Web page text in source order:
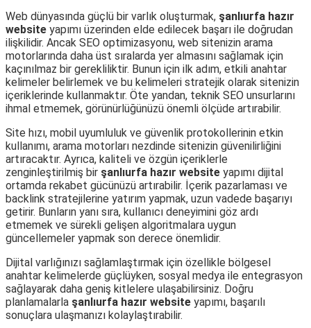
Web dünyasında güçlü bir varlık oluşturmak, şanlıurfa hazır
website yapımı üzerinden elde edilecek başarı ile doğrudan
ilişkilidir. Ancak SEO optimizasyonu, web sitenizin arama
motorlarında daha üst sıralarda yer almasını sağlamak için
kaçınılmaz bir gerekliliktir. Bunun için ilk adım, etkili anahtar
kelimeler belirlemek ve bu kelimeleri stratejik olarak sitenizin
içeriklerinde kullanmaktır. Öte yandan, teknik SEO unsurlarını
ihmal etmemek, görünürlüğünüzü önemli ölçüde artırabilir.
Site hızı, mobil uyumluluk ve güvenlik protokollerinin etkin
kullanımı, arama motorları nezdinde sitenizin güvenilirliğini
artıracaktır. Ayrıca, kaliteli ve özgün içeriklerle
zenginleştirilmiş bir şanlıurfa hazır website yapımı dijital
ortamda rekabet gücünüzü artırabilir. İçerik pazarlaması ve
backlink stratejilerine yatırım yapmak, uzun vadede başarıyı
getirir. Bunların yanı sıra, kullanıcı deneyimini göz ardı
etmemek ve sürekli gelişen algoritmalara uygun
güncellemeler yapmak son derece önemlidir.
Dijital varlığınızı sağlamlaştırmak için özellikle bölgesel
anahtar kelimelerde güçlüyken, sosyal medya ile entegrasyon
sağlayarak daha geniş kitlelere ulaşabilirsiniz. Doğru
planlamalarla şanlıurfa hazır website yapımı, başarılı
sonuçlara ulaşmanızı kolaylaştırabilir.